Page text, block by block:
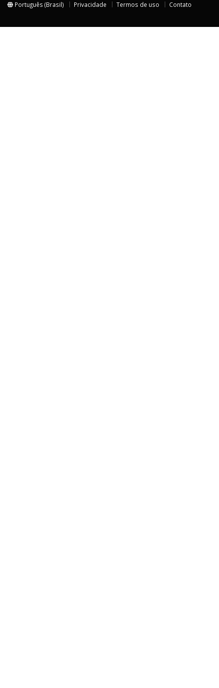
Português (Brasil) Privacidade Termos de uso Contato